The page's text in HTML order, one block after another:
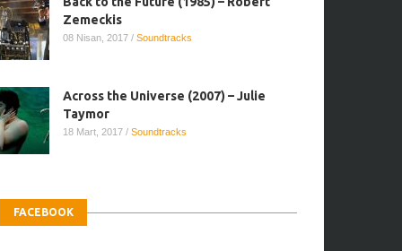
Zemeckis
08 Nisan, 2017 / Soundtracks
Across the Universe (2007) – Julie
Taymor
18 Mart, 2017 / Soundtracks
FACEBOOK